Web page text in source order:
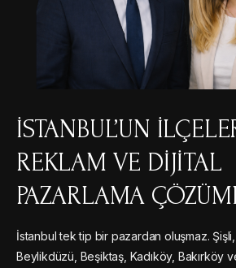
İSTANBUL’UN
REKLAM VE DIJITAL
PAZARLAMA
İstanbul tek tip bir pazardan oluşmaz. Şişli,
Beylikdüzü, Beşiktaş, Kadıköy, Bakırköy